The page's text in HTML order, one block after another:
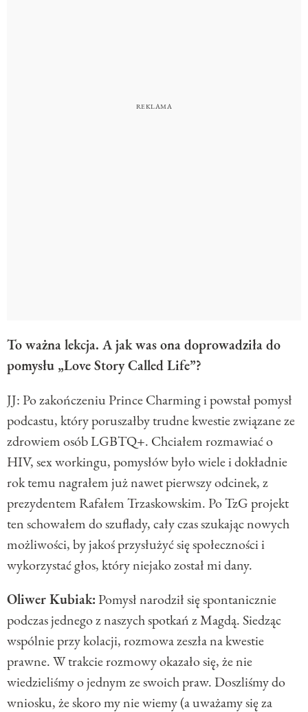
To ważna lekcja. A jak was ona doprowadziła do
pomysłu „Love Story Called Life”?
JJ: Po zakończeniu Prince Charming i powstał pomysł
podcastu, który poruszałby trudne kwestie związane ze
zdrowiem osób LGBTQ+. Chciałem rozmawiać o
HIV, sex workingu, pomysłów było wiele i dokładnie
rok temu nagrałem już nawet pierwszy odcinek, z
prezydentem Rafałem Trzaskowskim. Po TzG projekt
ten schowałem do szuflady, cały czas szukając nowych
możliwości, by jakoś przysłużyć się społeczności i
wykorzystać głos, który niejako został mi dany.
Oliwer Kubiak:Pomysł narodził się spontanicznie
podczas jednego z naszych spotkań z Magdą. Siedząc
wspólnie przy kolacji, rozmowa zeszła na kwestie
prawne. W trakcie rozmowy okazało się, że nie
wiedzieliśmy o jednym ze swoich praw. Doszliśmy do
wniosku, że skoro my nie wiemy (a uważamy się za